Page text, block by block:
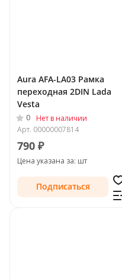
Aura AFA-LA03 Рамка
переходная 2DIN Lada
Vesta
0
Нет в наличии
Арт. 00000007814
790 ₽
Цена указана за: шт
Подписаться